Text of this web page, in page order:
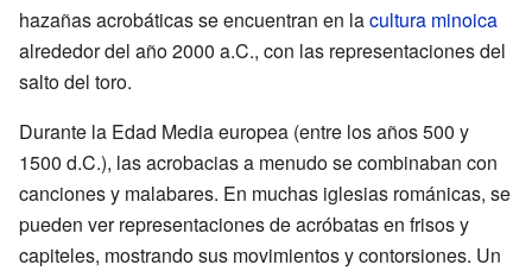
hazañas acrobáticas se encuentran en lacultura minoica
alrededor del año 2000 a.C., con las representaciones del
salto del toro.
Durante la Edad Media europea (entre los años 500 y
1500 d.C.), las acrobacias a menudo se combinaban con
canciones y malabares. En muchas iglesias románicas, se
pueden ver representaciones de acróbatas en frisos y
capiteles, mostrando sus movimientos y contorsiones. Un